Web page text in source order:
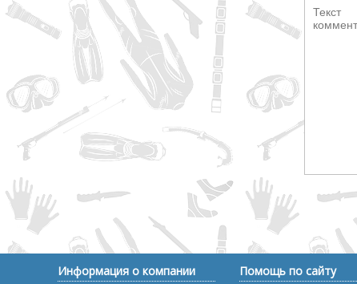
Текст
Информация о компании Помощь по сайту